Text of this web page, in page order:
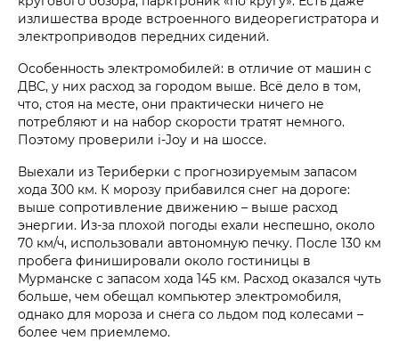
излишества вроде встроенного видеорегистратора и
электроприводов передних сидений.
Особенность электромобилей: в отличие от машин с
ДВС, у них расход за городом выше. Всё дело в том,
что, стоя на месте, они практически ничего не
потребляют и на набор скорости тратят немного.
Поэтому проверили i‑Joy и на шоссе.
Выехали из Териберки с прогнозируемым запасом
хода 300 км. К морозу прибавился снег на дороге:
выше сопротивление движению – выше расход
энергии. Из-за плохой погоды ехали неспешно, около
70 км/ч, использовали автономную печку. После 130 км
пробега финишировали около гостиницы в
Мурманске с запасом хода 145 км. Расход оказался чуть
больше, чем обещал компьютер электромобиля,
однако для мороза и снега со льдом под колесами –
более чем приемлемо.